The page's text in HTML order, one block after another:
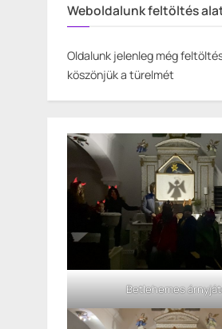
Weboldalunk feltöltés
Oldalunk jelenleg még
köszönjük a türelmét
Betlehemes